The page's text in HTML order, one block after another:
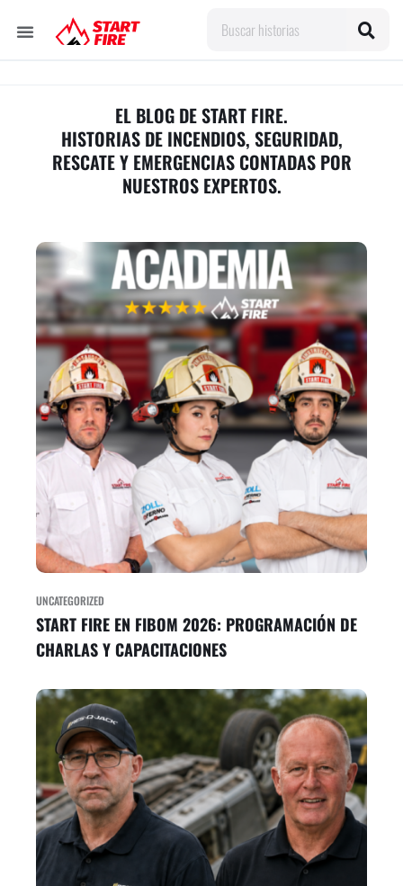
Search
EL BLOG DE START FIRE.
HISTORIAS DE INCENDIOS, SEGURIDAD,
RESCATE Y EMERGENCIAS CONTADAS POR
NUESTROS EXPERTOS.
UNCATEGORIZED
START FIRE EN FIBOM 2026: PROGRAMACIÓN DE
CHARLAS Y CAPACITACIONES